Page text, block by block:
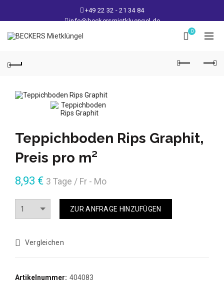
+49 22 32 - 21 34 84
info@beckersmietkluengel.de
Lager: Gutenbergstraße 1 - 50389 Wesseling
Mo - Fr: 9 – 17 Uhr, Sa: 9 – 12 Uhr
0
Teppichboden Rips Graphit,
Preis pro m²
8,93 € 3 Tage / Fr - Mo
ZUR ANFRAGE HINZUFÜGEN
Vergleichen
Artikelnummer: 404083